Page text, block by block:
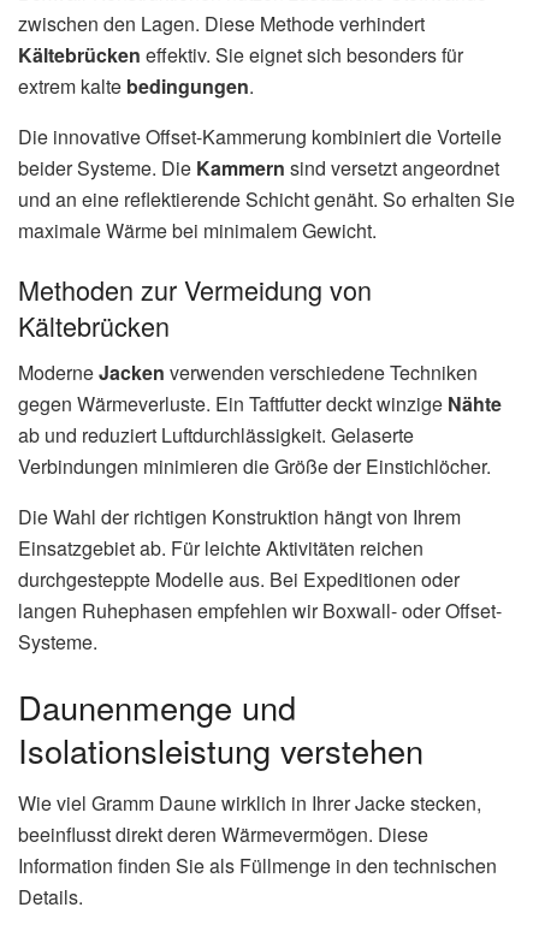
zwischen den Lagen. Diese Methode verhindert
Kältebrücken effektiv. Sie eignet sich besonders für
extrem kalte bedingungen.
Die innovative Offset-Kammerung kombiniert die Vorteile
beider Systeme. Die Kammern sind versetzt angeordnet
und an eine reflektierende Schicht genäht. So erhalten Sie
maximale Wärme bei minimalem Gewicht.
Methoden zur Vermeidung von
Kältebrücken
ModerneJacken verwenden verschiedene Techniken
gegen Wärmeverluste. Ein Taftfutter deckt winzige Nähte
ab und reduziert Luftdurchlässigkeit. Gelaserte
Verbindungen minimieren die Größe der Einstichlöcher.
Die Wahl der richtigen Konstruktion hängt von Ihrem
Einsatzgebiet ab. Für leichte Aktivitäten reichen
durchgesteppte Modelle aus. Bei Expeditionen oder
langen Ruhephasen empfehlen wir Boxwall- oder Offset-
Systeme.
Daunenmenge und
Isolationsleistung verstehen
Wie viel Gramm Daune wirklich in Ihrer Jacke stecken,
beeinflusst direkt deren Wärmevermögen. Diese
Information finden Sie als Füllmenge in den technischen
Details.